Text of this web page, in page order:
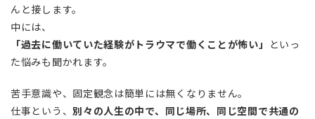
んと接します。
中には、
「過去に働いていた経験がトラウマで働くことが怖い」 といっ
た悩みも聞かれます。
苦手意識や、固定観念は簡単には無くなりません。
仕事という、別々の人生の中で、同じ場所、同じ空間で共通の